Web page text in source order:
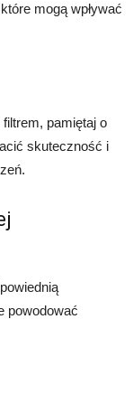
mogą wpływać
pamiętaj o
skuteczność i
powodować